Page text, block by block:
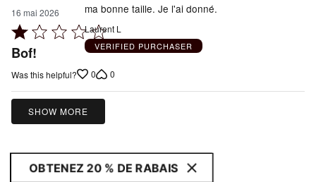
16 mai 2026
Rated
1
of
5
Bof!
ma bonne taille. Je l'ai donné.
Laurent L
VERIFIED PURCHASER
Was this helpful? 0 0
SHOW MORE
OBTENEZ 20 % DE RABAIS